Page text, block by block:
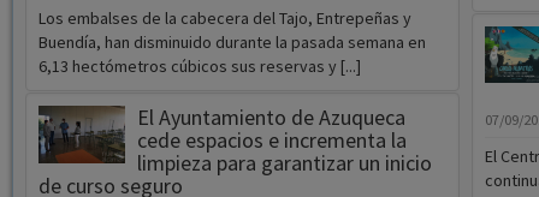
Los embalses de la cabecera del Tajo, Entrepeñas y
Buendía, han disminuido durante la pasada semana en
6,13 hectómetros cúbicos sus reservas y [...]
El Ayuntamiento de Azuqueca
cede espacios e incrementa la
limpieza para garantizar un inicio
de curso seguro
07/09/
El